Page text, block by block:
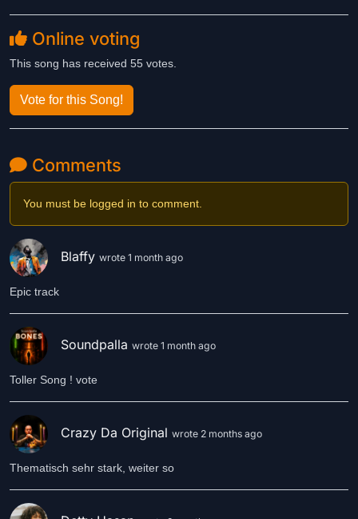
zurück, was einmal war - nach der Liebe, der Nähe und dem
Gefühl, diesen besonderen Menschen wieder bei mir zu haben.
Online voting
This song has received 55 votes.
Vote for this Song!
Comments
You must be logged in to comment.
Blaffy wrote 1 month ago
Epic track
Soundpalla wrote 1 month ago
Toller Song ! vote
Crazy Da Original wrote 2 months ago